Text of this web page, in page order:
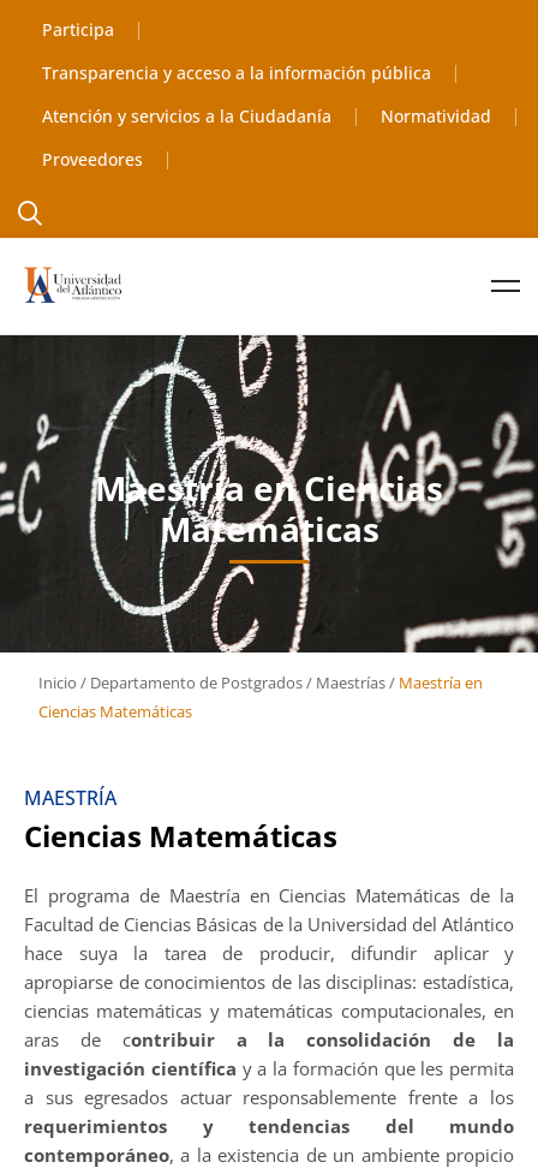
Participa
Transparencia y acceso a la información pública
Atención y servicios a la Ciudadanía
Normatividad
Proveedores
Maestría en Ciencias
Matemáticas
Inicio / Departamento de Postgrados/ Maestrías/Maestría en
Ciencias Matemáticas
MAESTRÍA
Ciencias Matemáticas
El programa de Maestría en Ciencias Matemáticas de la
Facultad de Ciencias Básicas de la Universidad del Atlántico
hace suya la tarea de producir, difundir aplicar y
apropiarse de conocimientos de las disciplinas: estadística,
ciencias matemáticas y matemáticas computacionales, en
aras de contribuir a la consolidación de la
investigación científica y a la formación que les permita
a sus egresados actuar responsablemente frente a los
requerimientos y tendencias del mundo
contemporáneo, a la existencia de un ambiente propicio